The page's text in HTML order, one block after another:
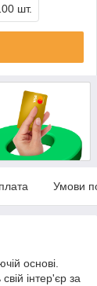
шт.
Умови
основі.
інтер'єр за